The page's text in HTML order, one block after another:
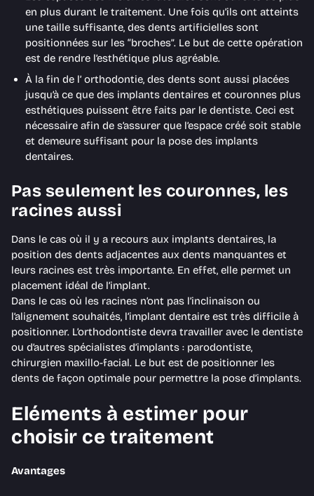
en plus durant le traitement. Une fois qu’ils ont atteints
une taille suffisante, des dents artificielles sont
positionnées sur les “broches”. Le but de cette opération
est de rendre l’esthétique plus agréable.
À la fin de l’ orthodontie, des dents sont aussi placées
jusqu’à ce que des implants dentaires et couronnes plus
esthétiques puissent être faits par le dentiste. Ceci est
nécessaire afin de s’assurer que l’espace créé soit stable
et demeure suffisant pour la pose des implants
dentaires.
Pas seulement les couronnes, les
racines aussi
Dans le cas où il y a recours aux implants dentaires, la
position des dents adjacentes aux dents manquantes et
leurs racines est très importante. En effet, elle permet un
placement idéal de l’implant.
Dans le cas où les racines n’ont pas l’inclinaison ou
l’alignement souhaités, l’implant dentaire est très difficile à
positionner. L’orthodontiste devra travailler avec le dentiste
ou d’autres spécialistes d’implants : parodontiste,
chirurgien maxillo-facial. Le but est de positionner les
dents de façon optimale pour permettre la pose d’implants.
Eléments à estimer pour
choisir ce traitement
Avantages